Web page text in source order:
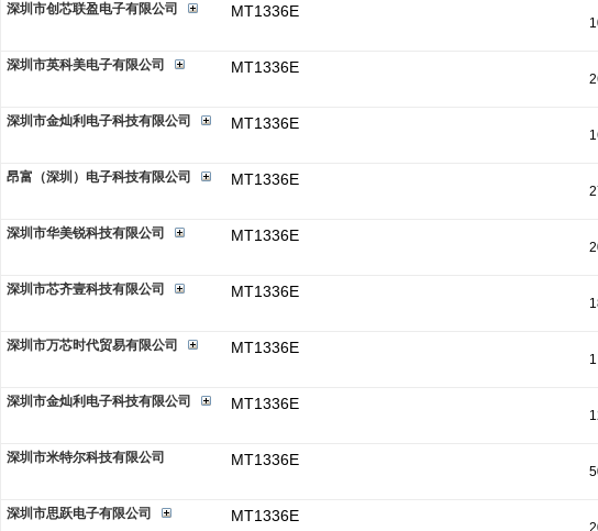
深圳市创芯联盈电子有限公司 MT1336E
深圳市英科美电子有限公司
MT1336E
深圳市金灿利电子科技有限公司 MT1336E
昂富（深圳）电子科技有限公司
MT1336E
深圳市华美锐科技有限公司
MT1336E
深圳市芯齐壹科技有限公司 MT1336E
深圳市万芯时代贸易有限公司 MT1336E
1
深圳市金灿利电子科技有限公司 MT1336E
深圳市米特尔科技有限公司
MT1336E
深圳市思跃电子有限公司
MT1336E